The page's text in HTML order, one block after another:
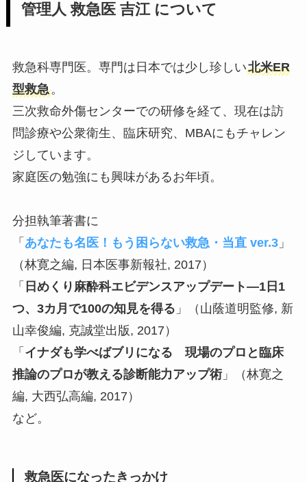
管理人 救急医 吉江 について
救急科専門医。専門は日本では少し珍しい北米ER
型救急。
三次救命外傷センターでの研修を経て、現在は訪
問診療や公衆衛生、臨床研究、MBAにもチャレン
ジしています。
家庭医の勉強にも興味があるお年頃。
分担執筆著書に
「 あなたも名医！もう困らない救急・当直 ver.3」
（林寛之編, 日本医事新報社, 2017）
「 日めくり麻酔科エビデンスアップデート―1日1
つ、3カ月で100の知見を得る 」（山蔭道明監修, 新
山幸俊編, 克誠堂出版, 2017）
「 イナダも学べばブリになる 現場のプロと臨床
推論のプロが教える診断能力アップ術」（林寛之
編, 大西弘高編, 2017）
など。
救急医になったきっかけ